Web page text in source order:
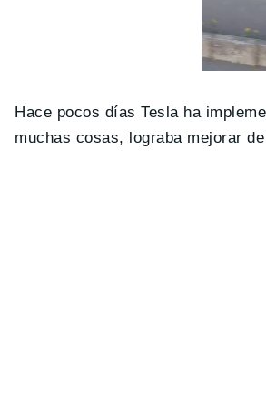
Hace pocos días Tesla ha
muchas cosas, lograba mejorar